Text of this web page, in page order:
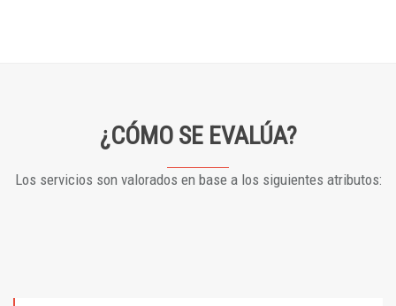
¿CÓMO SE EVALÚA?
Los servicios son valorados en base a los siguientes atributos: